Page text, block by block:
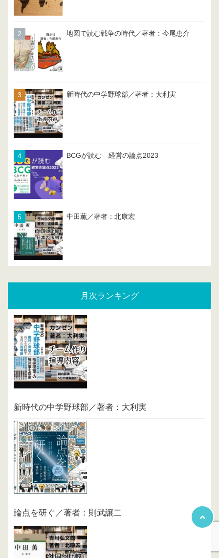
地図で読む戦争の時代／著者：今尾恵介
新時代の中学野球部／著者：大利実
BCGが読む 経営の論点2023
中田薫／著者：北康宏
月次ランキング
新時代の中学野球部／著者：大利実
論点を研ぐ／著者：則武譲二